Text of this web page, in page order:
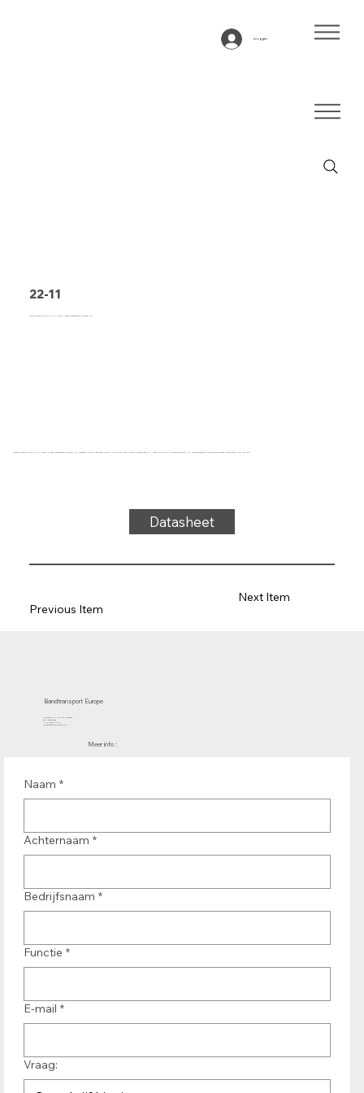
Inloggen
22-11
Transportband type 22-11 PVC, groen, 2-laags breedtestabiel weefsel (R)
Transportband type 22-11 PVC, groen, 2-laags breedtestabiel weefsel (R), bovenzijde: 0,7mm, onderzijde: 0,6mm + ruitprofiel, dikte 3,15mm, hardheid 80° ShA, kracht-rek 10N/mm, roldiameter 50mm, rol-, glijondersteuning, antistatische deklaag, temperatuur -15°C tot 90°C
Datasheet
Previous Item
Next Item
Bandtransport Europe
Molenwerf 12 | 1911 DB Uitgeest
the Netherlands
T.:+31 (0)251 319 119
info@bandtransporteurope.nl
Meer info :
Naam *
Achternaam *
Bedrijfsnaam *
Functie *
E-mail *
Vraag: